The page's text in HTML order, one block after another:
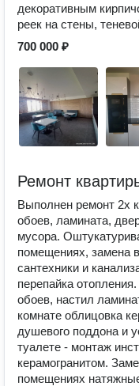
декоративным
реек на стены,
700 000 ₽
Ремонт
Выполнен ремонт 2х
обоев, ламината,
мусора.
помещениях, замена
сантехники и
перепайка
обоев, настил
комнате облицовка
душевого поддона и
туалете - монтаж
керамогранитом.
помещениях